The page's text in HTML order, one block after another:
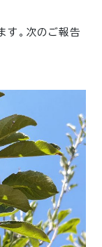
す。次のご報告